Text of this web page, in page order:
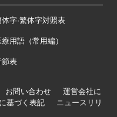
体字·繁体字対照表
療用語（常用編）
節表
お問い合わせ
運営会社に
基づく表記
ニュースリリ